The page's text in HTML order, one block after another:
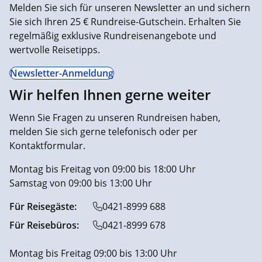
Melden Sie sich für unseren Newsletter an und sichern
Sie sich Ihren 25 € Rundreise-Gutschein. Erhalten Sie
regelmäßig exklusive Rundreisenangebote und
wertvolle Reisetipps.
Newsletter-Anmeldung
Wir helfen Ihnen gerne weiter
Wenn Sie Fragen zu unseren Rundreisen haben,
melden Sie sich gerne telefonisch oder per
Kontaktformular.
Montag bis Freitag von 09:00 bis 18:00 Uhr
Samstag von 09:00 bis 13:00 Uhr
Für Reisegäste:
0421-8999 688
Für Reisebüros:
0421-8999 678
Montag bis Freitag 09:00 bis 13:00 Uhr